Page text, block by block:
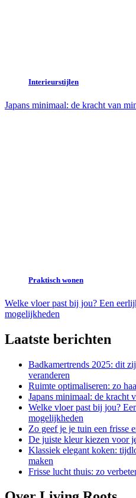
Interieurstijlen
Japans minimaal: de kracht van
Praktisch wonen
Welke vloer past bij jou? Een
mogelijkheden
Laatste berichten
Badkamertrends 2025: dit
veranderen
Ruimte optimaliseren: zo
Japans minimaal: de kracht
Welke vloer past bij jou?
mogelijkheden
Zo geef je je tuin een frisse
De juiste kleur kiezen voor
Klassiek elegant koken:
maken
Frisse lucht thuis: zo